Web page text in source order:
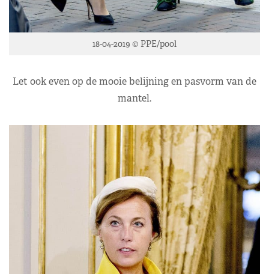
18-04-2019 © PPE/pool
Let ook even op de mooie belijning en pasvorm van de
mantel.